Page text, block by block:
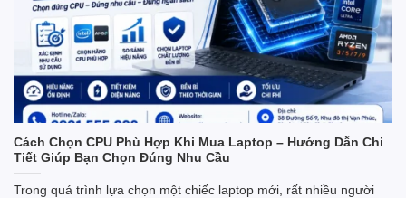
Cách Chọn CPU Phù Hợp Khi Mua Laptop – Hướng Dẫn Chi
Tiết Giúp Bạn Chọn Đúng Nhu Cầu
Trong quá trình lựa chọn một chiếc laptop mới, rất nhiều người